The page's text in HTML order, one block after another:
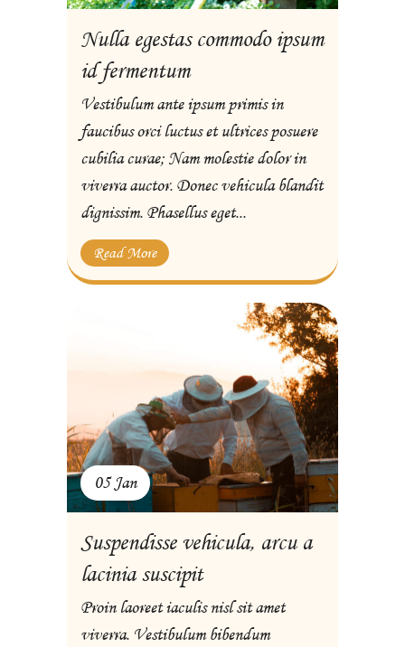
Nulla egestas commodo ipsum
id fermentum
Vestibulum ante ipsum primis in
faucibus orci luctus et ultrices posuere
cubilia curae; Nam molestie dolor in
viverra auctor. Donec vehicula blandit
dignissim. Phasellus eget...
Read More
05 Jan
Suspendisse vehicula, arcu a
lacinia suscipit
Proin laoreet iaculis nisl sit amet
viverra. Vestibulum bibendum